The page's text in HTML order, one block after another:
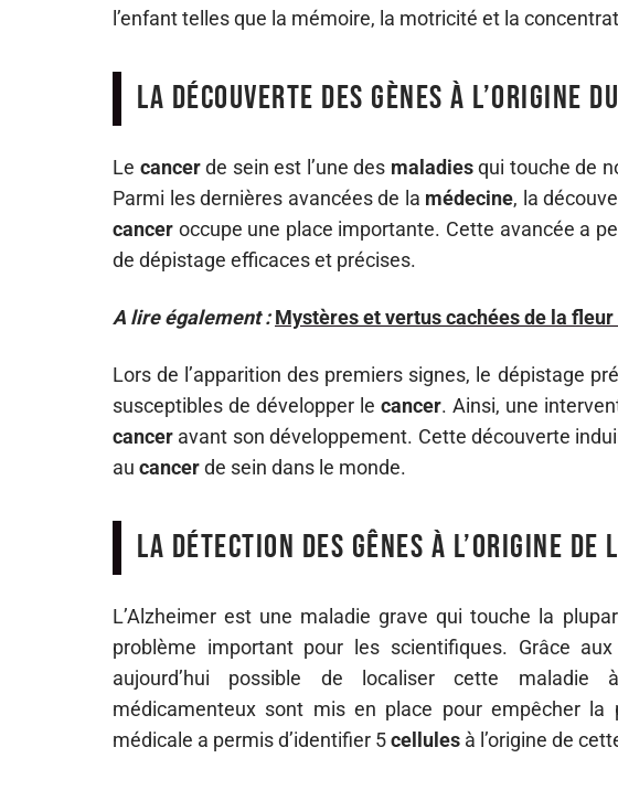
l’enfant telles que la mémoire, la motricité et la
La découverte des gènes à l’origine
Le cancerde sein est l’une des maladiesqui touche de
Parmi les dernières avancées de la médecine, la
cancer occupe une place importante. Cette avancée a
de dépistage efficaces et précises.
A lire également : Mystères et vertus cachées de la
Lors de l’apparition des premiers signes, le dépistage
susceptibles de développer le cancer. Ainsi, une
cancer avant son développement. Cette découverte
au cancerde sein dans le monde.
La détection des gênes à l’origine de
L’Alzheimer est une maladie grave qui touche la
problème important pour les scientifiques. Grâce
aujourd’hui possible de localiser cette maladie
médicamenteux sont mis en place pour empêcher la
médicale a permis d’identifier 5cellules à l’origine de